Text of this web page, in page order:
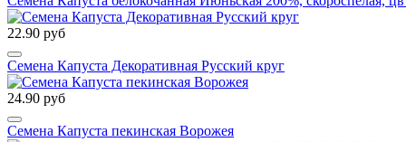
22.90 руб
Семена Капуста Декоративная Русский круг
24.90 руб
Семена Капуста пекинская Ворожея